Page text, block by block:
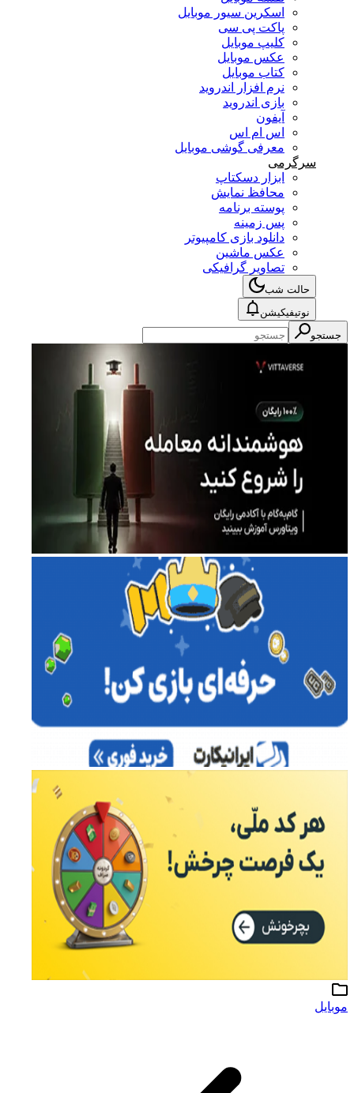
اسکرین سیور موبایل
پاکت پی سی
کلیپ موبایل
عکس موبایل
کتاب موبایل
نرم افزار اندروید
بازی اندروید
آیفون
اس ام اس
معرفی گوشی موبایل
سرگرمی
ابزار دسکتاپ
محافظ نمایش
پوسته برنامه
پس زمینه
دانلود بازی کامپیوتر
عکس ماشین
تصاویر گرافیکی
حالت شب
نوتیفیکیشن
جستجو
موبایل